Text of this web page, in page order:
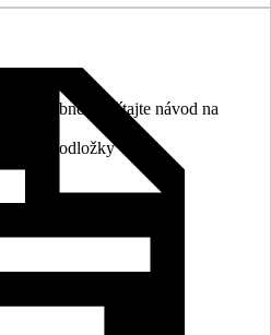
podrobne prečítajte návod na
podložky